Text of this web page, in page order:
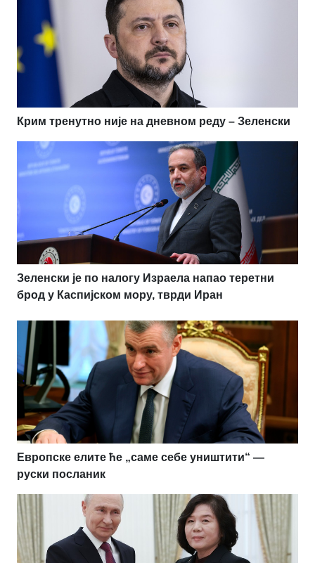
Крим тренутно није на дневном реду – Зеленски
Зеленски је по налогу Израела напао теретни
брод у Каспијском мору, тврди Иран
Европске елите ће „саме себе уништити“ —
руски посланик